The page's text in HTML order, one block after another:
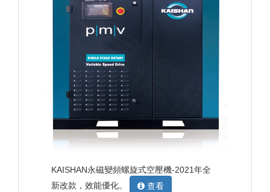
KAISHAN永磁變頻螺旋式空壓機-2021年全
新改款，效能優化。
查看